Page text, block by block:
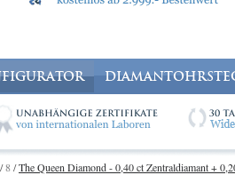
/8/The Queen Diamond - 0,40 ct Zentraldiamant +